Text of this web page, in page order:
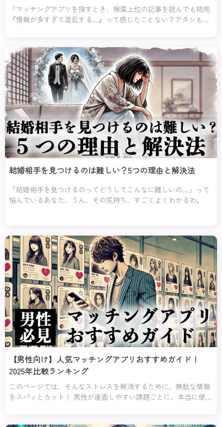
「マッチングアプリを探すとき、検索上位の記事を読んでも結局
『情報が多すぎて混乱する…』って感じたことない？アタシもそ
結婚相手を見つけるのは難しい？5つの理由と解決法
「結婚相手を見つけるのってどうしてこんなに難しいの…」って
悩んでいるあなた、うん、その気持ち、すごくよくわかるわ。
【男性向け】人気マッチングアプリおすすめガイド｜
2025年比較ランキング
このページでは、そんなストレスを解消するために、無駄な情報
をスパッとカット！ 男性が直面しやすい課題ごとに、本当に使え